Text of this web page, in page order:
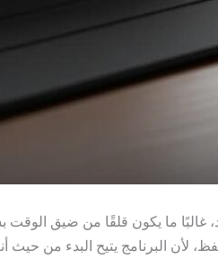
ما يكون قلقًا من ضيق الوقت
لأن البرنامج يتيح البدء من حيث